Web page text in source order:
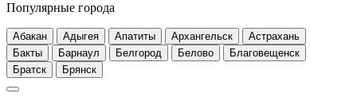
Популярные города
Абакан Адыгея Апатиты Архангельск
Астрахань
Бакты
Барнаул Белгород Белово
Благовещенск
Братск
Брянск